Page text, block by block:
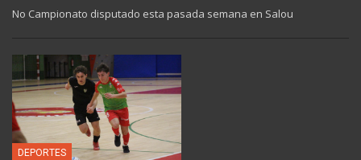
No Campionato disputado esta pasada semana en Salou
DEPORTES